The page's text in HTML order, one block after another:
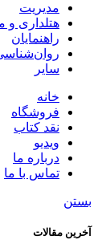
مدیریت
هتلداری و
راهنمایان
سایر
خانه
فروشگاه
نقد کتاب
ویدیو
درباره‌ ما
تماس با ما
بستن
آخرین مقالات